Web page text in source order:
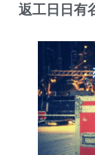
返工日日有